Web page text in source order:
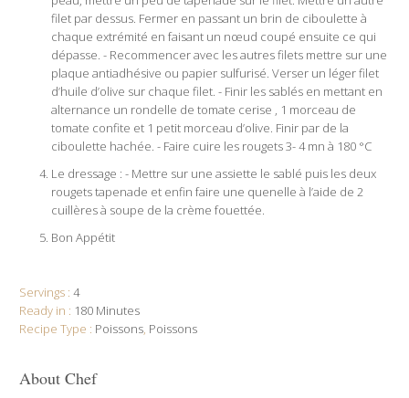
filet par dessus. Fermer en passant un brin de ciboulette à
chaque extrémité en faisant un nœud coupé ensuite ce qui
dépasse. - Recommencer avec les autres filets mettre sur une
plaque antiadhésive ou papier sulfurisé. Verser un léger filet
d’huile d’olive sur chaque filet. - Finir les sablés en mettant en
alternance un rondelle de tomate cerise , 1 morceau de
tomate confite et 1 petit morceau d’olive. Finir par de la
ciboulette hachée. - Faire cuire les rougets 3- 4 mn à 180 °C
Le dressage : - Mettre sur une assiette le sablé puis les deux
rougets tapenade et enfin faire une quenelle à l’aide de 2
cuillères à soupe de la crème fouettée.
Bon Appétit
Servings :4
Ready in : 180 Minutes
Recipe Type : Poissons, Poissons
About Chef